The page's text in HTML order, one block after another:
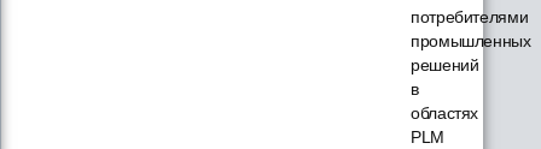
потребителями
промышленных
решений
в
областях
PLM